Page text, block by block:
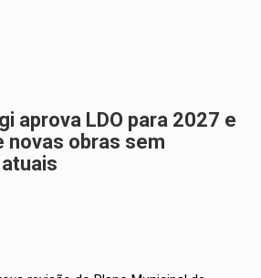
aprova LDO para 2027 e
novas obras sem